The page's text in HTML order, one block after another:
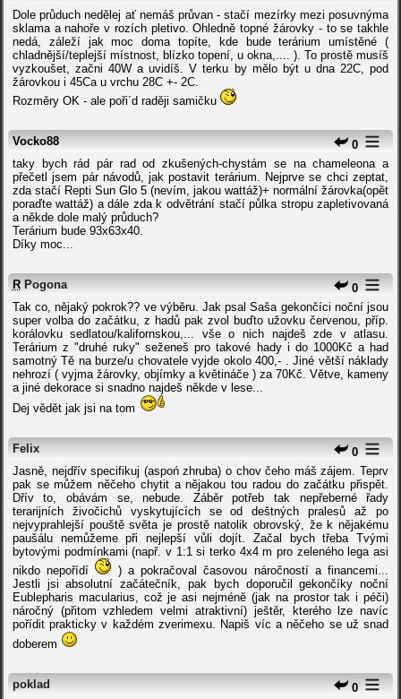
Dole průduch nedělej ať nemáš průvan - stačí mezírky mezi posuvnýma
sklama a nahoře v rozích pletivo. Ohledně topné žárovky - to se takhle
nedá, záleží jak moc doma topíte, kde bude terárium umístěné (
chladnější/teplejší místnost, blízko topení, u okna,.... ). To prostě musíš
vyzkoušet, začni 40W a uvidíš. V terku by mělo být u dna 22C, pod
žárovkou i 45Ca u vrchu 28C +- 2C.
Rozměry OK - ale poři´d raději samičku
0
Vocko88
taky bych rád pár rad od zkušených-chystám se na chameleona a
přečetl jsem pár návodů, jak postavit terárium. Nejprve se chci zeptat,
zda stačí Repti Sun Glo 5 (nevím, jakou wattáž)+ normální žárovka(opět
poraďte wattáž) a dále zda k odvětrání stačí půlka stropu zapletivovaná
a někde dole malý průduch?
Terárium bude 93x63x40.
Díky moc...
0
R Pogona
Tak co, nějaký pokrok?? ve výběru. Jak psal Saša gekončíci noční jsou
super volba do začátku, z hadů pak zvol buďto užovku červenou, příp.
korálovku sedlatou/kalifornskou,... vše o nich najdeš zde v atlasu.
Terárium z "druhé ruky" seženeš pro takové hady i do 1000Kč a had
samotný Tě na burze/u chovatele vyjde okolo 400,- . Jiné větší náklady
nehrozí ( vyjma žárovky, objímky a květináče ) za 70Kč. Větve, kameny
a jiné dekorace si snadno najdeš někde v lese...
Dej vědět jak jsi na tom
0
Felix
Jasně, nejdřív specifikuj (aspoń zhruba) o chov čeho máš zájem. Teprv
pak se můžem něčeho chytit a nějakou tou radou do začátku přispět.
Dřív to, obávám se, nebude. Záběr potřeb tak nepřeberné řady
terarijních živočichů vyskytujících se od deštných pralesů až po
nejvyprahlejší pouště světa je prostě natolik obrovský, že k nějakému
paušálu nemůžeme při nejlepší vůli dojít. Začal bych třeba Tvými
bytovými podmínkami (např. v 1:1 si terko 4x4 m pro zeleného lega asi
nikdo nepořídí
) a pokračoval časovou náročností a financemi...
Jestli jsi absolutní začátečník, pak bych doporučil gekončíky noční
Eublepharis macularius, což je asi nejméně (jak na prostor tak i péči)
náročný (přitom vzhledem velmi atraktivní) ještěr, kterého lze navíc
pořídit prakticky v každém zverimexu. Napiš víc a něčeho se už snad
doberem
0
poklad